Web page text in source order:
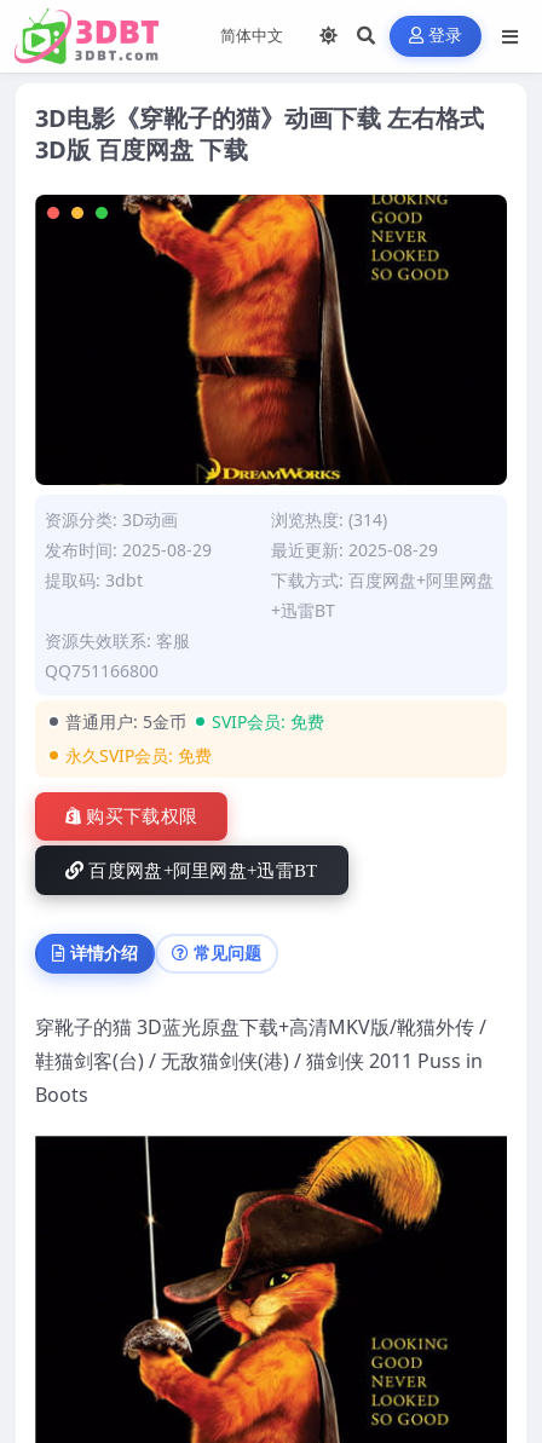
登录
3D电影《穿靴子的猫》动画下载 左右格式
3D版 百度网盘 下载
资源分类: 3D动画
浏览热度: (314)
发布时间: 2025-08-29
最近更新: 2025-08-29
提取码: 3dbt
下载方式: 百度网盘+阿里网盘
+迅雷BT
资源失效联系: 客服
QQ751166800
普通用户: 5金币 SVIP会员: 免费
永久SVIP会员: 免费
购买下载权限
百度网盘+阿里网盘+迅雷BT
详情介绍 常见问题
穿靴子的猫 3D蓝光原盘下载+高清MKV版/靴猫外传 /
鞋猫剑客(台) / 无敌猫剑侠(港) / 猫剑侠 2011 Puss in
Boots